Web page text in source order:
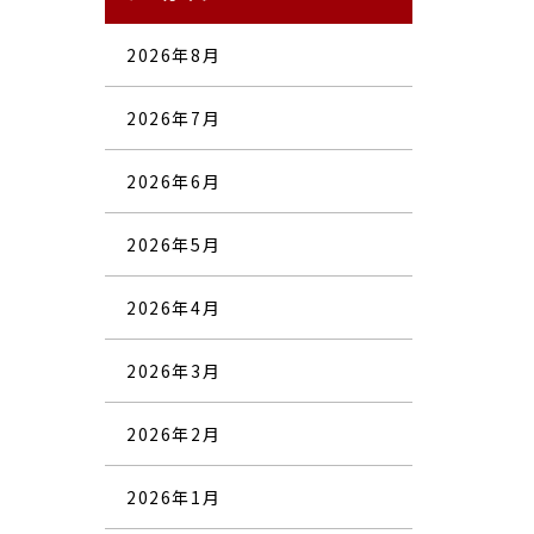
2026年8月
2026年7月
2026年6月
2026年5月
2026年4月
2026年3月
2026年2月
2026年1月